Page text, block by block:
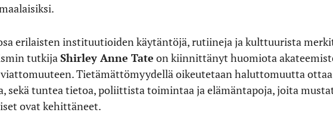
erilaisten instituutioiden käytäntöjä, rutiineja ja kulttuurista
tutkijaShirley Anne Tate on kiinnittänyt huomiota
Tietämättömyydellä oikeutetaan haluttomuutta ottaa
sekä tuntea tietoa, poliittista toimintaa ja elämäntapoja, joita
ovat kehittäneet.